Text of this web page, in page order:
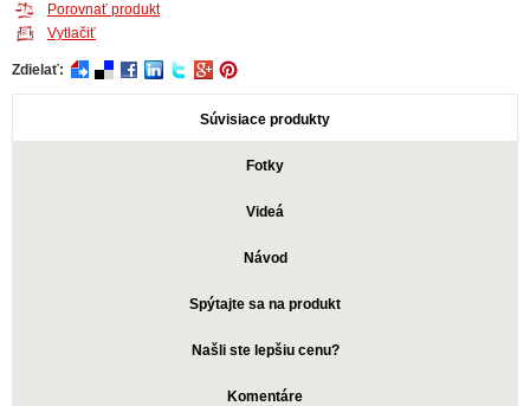
Porovnať produkt
Vytlačiť
Zdielať:
Súvisiace produkty
Fotky
Videá
Návod
Spýtajte sa na produkt
Našli ste lepšiu cenu?
Komentáre